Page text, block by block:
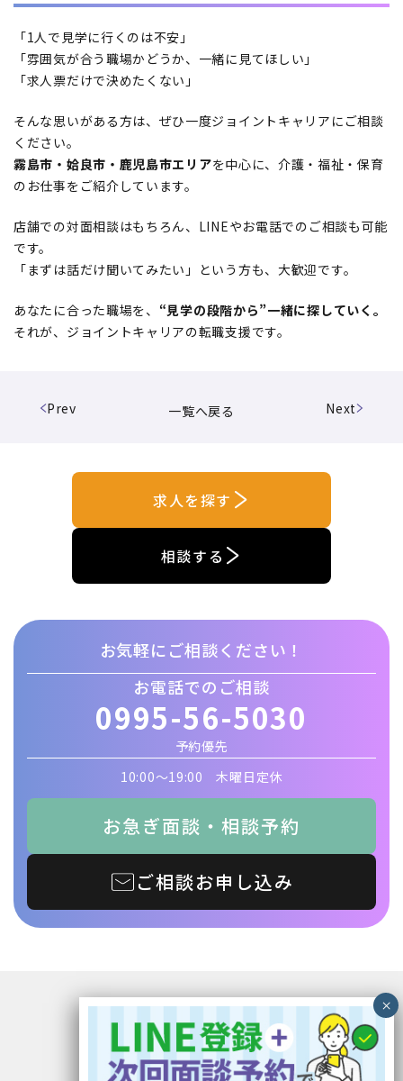
「1人で見学に行くのは不安」
「雰囲気が合う職場かどうか、一緒に見てほしい」
「求人票だけで決めたくない」
そんな思いがある方は、ぜひ一度ジョイントキャリアにご相談
ください。
霧島市・姶良市・鹿児島市エリアを中心に、介護・福祉・保育
のお仕事をご紹介しています。
店舗での対面相談はもちろん、LINEやお電話でのご相談も可能
です。
「まずは話だけ聞いてみたい」という方も、大歓迎です。
あなたに合った職場を、 “見学の段階から”一緒に探していく。
それが、ジョイントキャリアの転職支援です。
一覧へ戻る
Prev Next
求人を探す
相談する
お気軽にご相談ください！
お電話でのご相談
0995-56-5030
予約優先
10:00〜19:00 木曜日定休
お急ぎ面談・相談予約
ご相談お申し込み